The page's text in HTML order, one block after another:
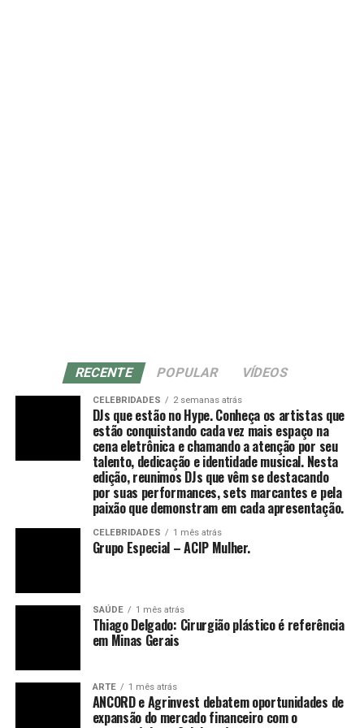
Com uma proposta que integra desenvolvimento
emocional, inteligência financeira, posicionamento
estratégico e expansão de visibilidade, o V8 entrega mais
do que benefícios — entrega um novo padrão de vida e
“E esse valor não vem apenas da experiência que
acumula, mas da forma como você se posiciona, se
reinventa e se torna indispensável e reconhecido pelo
impacto que gera. Sua jornada não é apenas um caminho
percorrido, mas um patrimônio valioso”, acrescenta.
Com linguagem acessível, o livro combina elementos de
autobiografia, liderança e planejamento estratégico,
propondo um caminho prático para quem deseja
assumir o controle da própria trajetória com clareza,
ousadia e consistência. O método apresentado por
Visão Estratégica, Ousadia Calculada e Operação
Consistente. Juntos, esses pilares funcionam como um
guia para profissionais que buscam direcionamento e
competitivo.
“Acredito que é possível construir uma trajetória
RECENTE POPULAR VÍDEOS
CELEBRIDADES 2 semanas atrás
DJs que estão no Hype. Conheça os artistas que
estão conquistando cada vez mais espaço na
cena eletrônica e chamando a atenção por seu
talento, dedicação e identidade musical. Nesta
edição, reunimos DJs que vêm se destacando
por suas performances, sets marcantes e pela
paixão que demonstram em cada apresentação.
CELEBRIDADES 1 mês atrás
Grupo Especial – ACIP Mulher.
SAÚDE 1 mês atrás
Thiago Delgado: Cirurgião plástico é referência
em Minas Gerais
ARTE 1 mês atrás
ANCORD e Agrinvest debatem oportunidades de
expansão do mercado financeiro com o